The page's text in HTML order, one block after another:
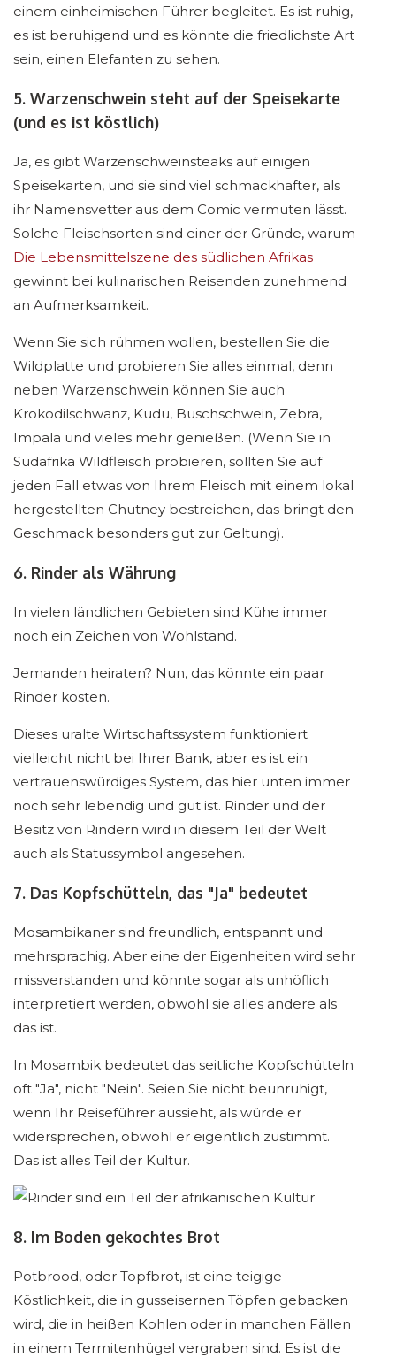
einem einheimischen Führer begleitet. Es ist ruhig,
es ist beruhigend und es könnte die friedlichste Art
sein, einen Elefanten zu sehen.
5. Warzenschwein steht auf der Speisekarte
(und es ist köstlich)
Ja, es gibt Warzenschweinsteaks auf einigen
Speisekarten, und sie sind viel schmackhafter, als
ihr Namensvetter aus dem Comic vermuten lässt.
Solche Fleischsorten sind einer der Gründe, warum
Die Lebensmittelszene des südlichen Afrikas
gewinnt bei kulinarischen Reisenden zunehmend
an Aufmerksamkeit.
Wenn Sie sich rühmen wollen, bestellen Sie die
Wildplatte und probieren Sie alles einmal, denn
neben Warzenschwein können Sie auch
Krokodilschwanz, Kudu, Buschschwein, Zebra,
Impala und vieles mehr genießen. (Wenn Sie in
Südafrika Wildfleisch probieren, sollten Sie auf
jeden Fall etwas von Ihrem Fleisch mit einem lokal
hergestellten Chutney bestreichen, das bringt den
Geschmack besonders gut zur Geltung).
6. Rinder als Währung
In vielen ländlichen Gebieten sind Kühe immer
noch ein Zeichen von Wohlstand.
Jemanden heiraten? Nun, das könnte ein paar
Rinder kosten.
Dieses uralte Wirtschaftssystem funktioniert
vielleicht nicht bei Ihrer Bank, aber es ist ein
vertrauenswürdiges System, das hier unten immer
noch sehr lebendig und gut ist. Rinder und der
Besitz von Rindern wird in diesem Teil der Welt
auch als Statussymbol angesehen.
7. Das Kopfschütteln, das "Ja" bedeutet
Mosambikaner sind freundlich, entspannt und
mehrsprachig. Aber eine der Eigenheiten wird sehr
missverstanden und könnte sogar als unhöflich
interpretiert werden, obwohl sie alles andere als
das ist.
In Mosambik bedeutet das seitliche Kopfschütteln
oft "Ja", nicht "Nein". Seien Sie nicht beunruhigt,
wenn Ihr Reiseführer aussieht, als würde er
widersprechen, obwohl er eigentlich zustimmt.
Das ist alles Teil der Kultur.
8. Im Boden gekochtes Brot
Potbrood, oder Topfbrot, ist eine teigige
Köstlichkeit, die in gusseisernen Töpfen gebacken
wird, die in heißen Kohlen oder in manchen Fällen
in einem Termitenhügel vergraben sind. Es ist die